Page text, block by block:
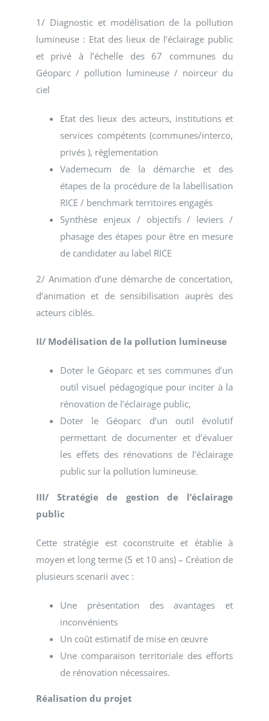
1/ Diagnostic et modélisation de la pollution
lumineuse : Etat des lieux de l’éclairage public
et privé à l’échelle des 67 communes du
Géoparc / pollution lumineuse / noirceur du
ciel
Etat des lieux des acteurs, institutions et
services compétents (communes/interco,
privés ), règlementation
Vademecum de la démarche et des
étapes de la procédure de la labellisation
RICE / benchmark territoires engagés
Synthèse enjeux / objectifs / leviers /
phasage des étapes pour être en mesure
de candidater au label RICE
2/ Animation d’une démarche de concertation,
d’animation et de sensibilisation auprès des
acteurs ciblés.
II/ Modélisation de la pollution lumineuse
Doter le Géoparc et ses communes d’un
outil visuel pédagogique pour inciter à la
rénovation de l’éclairage public,
Doter le Géoparc d’un outil évolutif
permettant de documenter et d’évaluer
les effets des rénovations de l’éclairage
public sur la pollution lumineuse.
III/ Stratégie de gestion de l’éclairage
public
Cette stratégie est coconstruite et établie à
moyen et long terme (5 et 10 ans) – Création de
plusieurs scenarii avec :
Une présentation des avantages et
inconvénients
Un coût estimatif de mise en œuvre
Une comparaison territoriale des efforts
de rénovation nécessaires.
Réalisation du projet